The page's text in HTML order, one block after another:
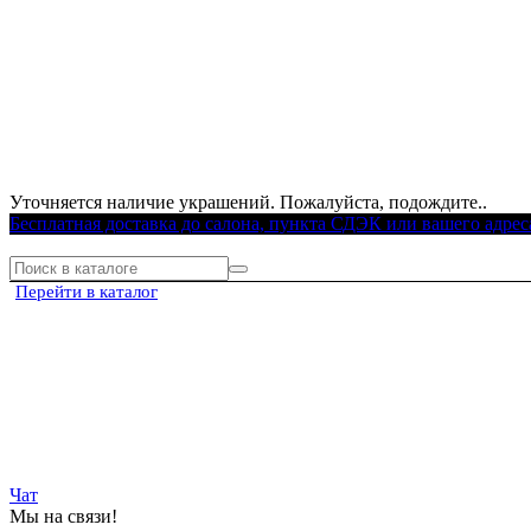
Уточняется наличие украшений. Пожалуйста, подождите..
Бесплатная доставка до салона, пункта СДЭК или вашего
Перейти в каталог
Чат
Мы на связи!